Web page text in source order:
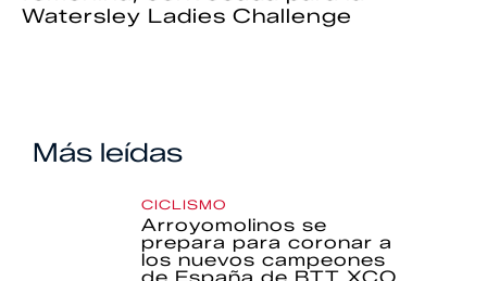
Watersley Ladies Challenge
Más leídas
CICLISMO
Arroyomolinos se
prepara para coronar a
los nuevos campeones